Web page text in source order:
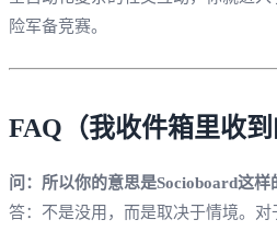
险军备竞赛。
FAQ（我收件箱里收到
问：所以你的意思是Socioboard这样
答：不是没用，而是取决于情境。